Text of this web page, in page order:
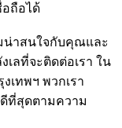
ถือได้
น่าสนใจกับคุณและ
ลที่จะติดต่อเรา ใน
เทพฯ พวกเรา
ที่สุดตามความ